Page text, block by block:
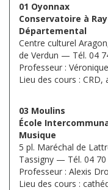
01 Oyonnax
Conservatoire à
Départemental
Centre culturel
de Verdun — Tél. 04
Professeur :
Lieu des cours :
03 Moulins
École
Musique
5 pl. Maréchal de
Tassigny — Tél. 04 70
Professeur : Alexis
Lieu des cours :